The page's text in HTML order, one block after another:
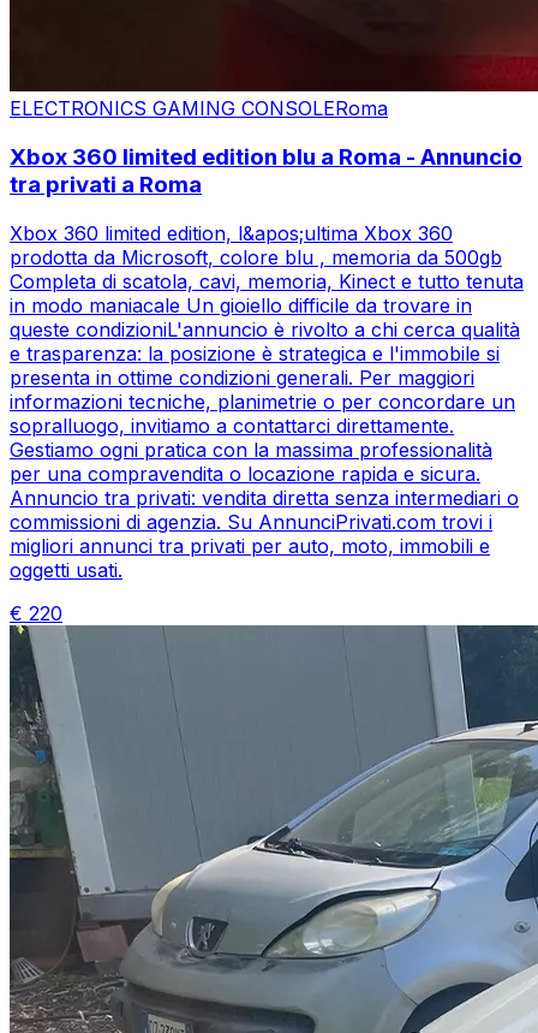
ELECTRONICS GAMING CONSOLERoma
Xbox 360 limited edition blu a Roma - Annuncio
tra privati a Roma
Xbox 360 limited edition, l&apos;ultima Xbox 360
prodotta da Microsoft, colore blu , memoria da 500gb
Completa di scatola, cavi, memoria, Kinect e tutto tenuta
in modo maniacale Un gioiello difficile da trovare in
queste condizioniL'annuncio è rivolto a chi cerca qualità
e trasparenza: la posizione è strategica e l'immobile si
presenta in ottime condizioni generali. Per maggiori
informazioni tecniche, planimetrie o per concordare un
sopralluogo, invitiamo a contattarci direttamente.
Gestiamo ogni pratica con la massima professionalità
per una compravendita o locazione rapida e sicura.
Annuncio tra privati: vendita diretta senza intermediari o
commissioni di agenzia. Su AnnunciPrivati.com trovi i
migliori annunci tra privati per auto, moto, immobili e
oggetti usati.
€ 220